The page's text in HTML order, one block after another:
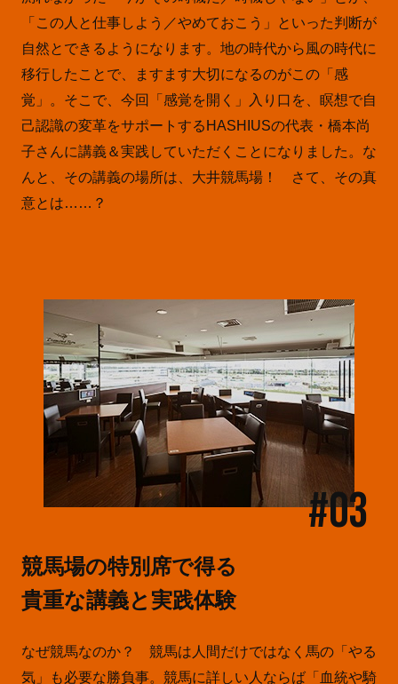
「この人と仕事しよう／やめておこう」といった判断が
自然とできるようになります。地の時代から風の時代に
移行したことで、ますます大切になるのがこの「感
覚」。そこで、今回「感覚を開く」入り口を、瞑想で自
己認識の変革をサポートするHASHIUSの代表・橋本尚
子さんに講義＆実践していただくことになりました。な
んと、その講義の場所は、大井競馬場！ さて、その真
意とは……？
#03
競馬場の特別席で得る
貴重な講義と実践体験
なぜ競馬なのか？ 競馬は人間だけではなく馬の「やる
気」も必要な勝負事。競馬に詳しい人ならば「血統や騎